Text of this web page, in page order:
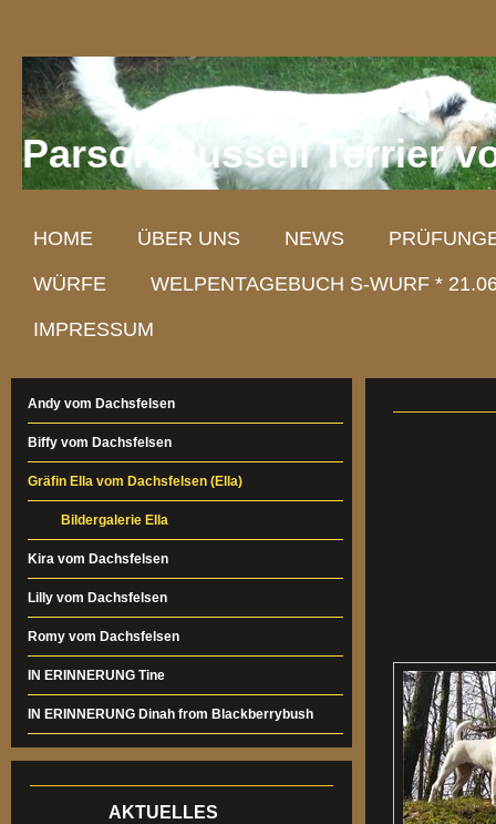
Parson Russell Terrier
HOME ÜBER UNS NEWS
WÜRFE WELPENTAGEBUCH S-WURF *
IMPRESSUM
Andy vom Dachsfelsen
Biffy vom Dachsfelsen
Gräfin Ella vom Dachsfelsen (Ella)
Bildergalerie Ella
Kira vom Dachsfelsen
Lilly vom Dachsfelsen
Romy vom Dachsfelsen
IN ERINNERUNG Tine
IN ERINNERUNG Dinah from Blackberrybush
AKTUELLES